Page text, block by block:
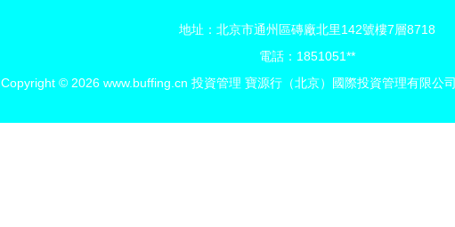
地址：北京市通州區磚廠北里142號樓7層8718
電話：1851051**
Copyright © 2026 www.buffing.cn 投資管理 寶源行（北京）國際投資管理有限公司